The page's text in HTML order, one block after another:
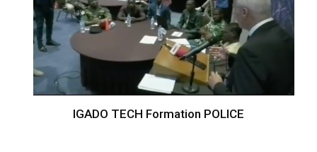
IGADO TECH Formation POLICE